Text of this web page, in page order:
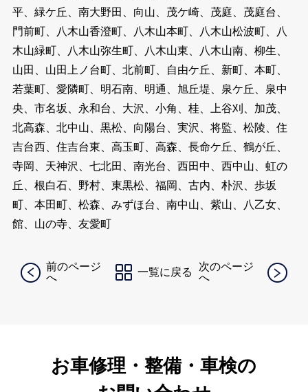
平、緑ケ丘、南大野田、向山、茂ケ崎、茂庭、茂庭台、
門前町、八木山香澄町、八木山本町、八木山松波町、八
木山緑町、八木山弥生町、八木山東、八木山南、柳生、
山田、山田上ノ台町、北前町、自由ケ丘、新町、本町、
若葉町、愛隣町、明石南、明通、旭丘堤、泉ケ丘、泉中
央、市名坂、永和台、大沢、小角、桂、上谷刈、加茂、
北高森、北中山、黒松、向陽台、実沢、将監、松陵、住
吉台西、住吉台東、高玉町、高森、長命ケ丘、鶴が丘、
寺岡、天神沢、七北田、南光台、西田中、西中山、虹の
丘、根白石、野村、東黒松、福岡、古内、朴沢、歩坂
町、本田町、松森、みずほ台、南中山、紫山、八乙女、
館、山の寺、友愛町
前のページ
へ
一覧に戻る
次のページ
へ
お車修理・整備・車検の